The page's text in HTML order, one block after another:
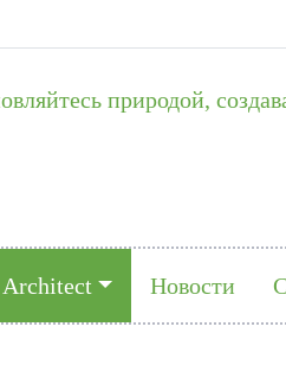
природой,
Новости